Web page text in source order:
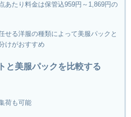
あたり料金は保管込959円～1,869円の
せる洋服の種類によって美服パックと
けがおすすめ
と美服パックを比較する
荷も可能